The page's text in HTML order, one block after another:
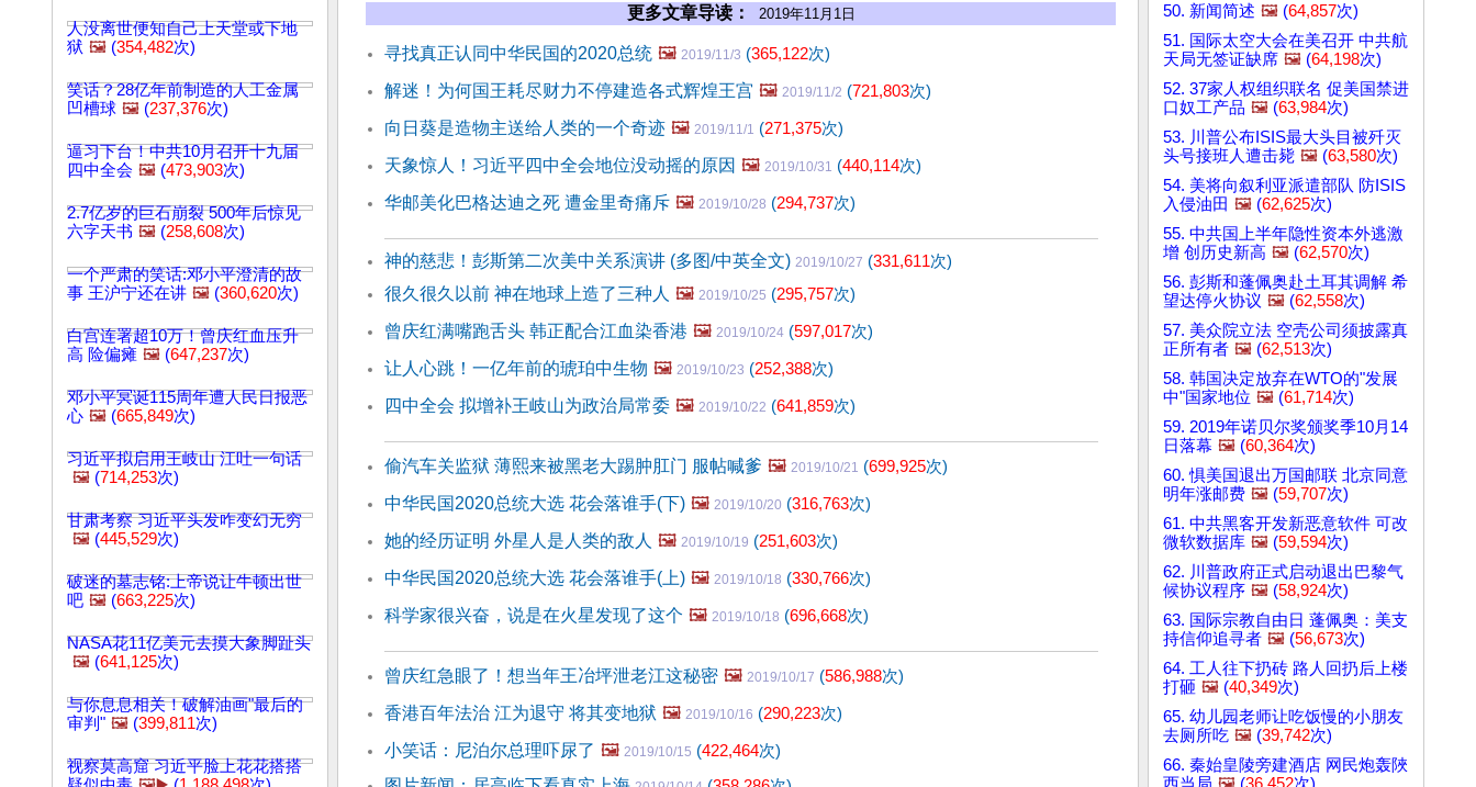
人没离世便知自己上天堂或下地
狱 🖼️ (354,482次)
笑话？28亿年前制造的人工金属
凹槽球 🖼️ (237,376次)
逼习下台！中共10月召开十九届
四中全会 🖼️ (473,903次)
2.7亿岁的巨石崩裂 500年后惊见
六字天书 🖼️ (258,608次)
一个严肃的笑话:邓小平澄清的故
事 王沪宁还在讲 🖼️ (360,620次)
白宫连署超10万！曾庆红血压升
高 险偏瘫 🖼️ (647,237次)
邓小平冥诞115周年遭人民日报恶
心 🖼️ (665,849次)
习近平拟启用王岐山 江吐一句话
🖼️ (714,253次)
甘肃考察 习近平头发咋变幻无穷
🖼️ (445,529次)
破迷的墓志铭:上帝说让牛顿出世
吧 🖼️ (663,225次)
NASA花11亿美元去摸大象脚趾头
🖼️ (641,125次)
与你息息相关！破解油画"最后的
审判" 🖼️ (399,811次)
视察莫高窟 习近平脸上花花搭搭
更多文章导读： 2019年11月1日
寻找真正认同中华民国的2020总统 🖼️ 2019/11/3 (365,122次)
解迷！为何国王耗尽财力不停建造各式辉煌王宫 🖼️ 2019/11/2 (721,803次)
向日葵是造物主送给人类的一个奇迹 🖼️ 2019/11/1 (271,375次)
天象惊人！习近平四中全会地位没动摇的原因 🖼️ 2019/10/31 (440,114次)
华邮美化巴格达迪之死 遭金里奇痛斥 🖼️ 2019/10/28 (294,737次)
神的慈悲！彭斯第二次美中关系演讲 (多图/中英全文) 2019/10/27 (331,611次)
很久很久以前 神在地球上造了三种人 🖼️ 2019/10/25 (295,757次)
曾庆红满嘴跑舌头 韩正配合江血染香港 🖼️ 2019/10/24 (597,017次)
让人心跳！一亿年前的琥珀中生物 🖼️ 2019/10/23 (252,388次)
四中全会 拟增补王岐山为政治局常委 🖼️ 2019/10/22 (641,859次)
偷汽车关监狱 薄熙来被黑老大踢肿肛门 服帖喊爹 🖼️ 2019/10/21 (699,925次)
中华民国2020总统大选 花会落谁手(下) 🖼️ 2019/10/20 (316,763次)
她的经历证明 外星人是人类的敌人 🖼️ 2019/10/19 (251,603次)
中华民国2020总统大选 花会落谁手(上) 🖼️ 2019/10/18 (330,766次)
科学家很兴奋，说是在火星发现了这个 🖼️ 2019/10/18 (696,668次)
曾庆红急眼了！想当年王冶坪泄老江这秘密 🖼️ 2019/10/17 (586,988次)
香港百年法治 江为退守 将其变地狱 🖼️ 2019/10/16 (290,223次)
小笑话：尼泊尔总理吓尿了 🖼️ 2019/10/15 (422,464次)
50. 新闻简述 🖼️ (64,857次)
51. 国际太空大会在美召开 中共航
天局无签证缺席 🖼️ (64,198次)
52. 37家人权组织联名 促美国禁进
口奴工产品 🖼️ (63,984次)
53. 川普公布ISIS最大头目被歼灭
头号接班人遭击毙 🖼️ (63,580次)
54. 美将向叙利亚派遣部队 防ISIS
入侵油田 🖼️ (62,625次)
55. 中共国上半年隐性资本外逃激
增 创历史新高 🖼️ (62,570次)
56. 彭斯和蓬佩奥赴土耳其调解 希
望达停火协议 🖼️ (62,558次)
57. 美众院立法 空壳公司须披露真
正所有者 🖼️ (62,513次)
58. 韩国决定放弃在WTO的"发展
中"国家地位 🖼️ (61,714次)
59. 2019年诺贝尔奖颁奖季10月14
日落幕 🖼️ (60,364次)
60. 惧美国退出万国邮联 北京同意
明年涨邮费 🖼️ (59,707次)
61. 中共黑客开发新恶意软件 可改
微软数据库 🖼️ (59,594次)
62. 川普政府正式启动退出巴黎气
候协议程序 🖼️ (58,924次)
63. 国际宗教自由日 蓬佩奥：美支
持信仰追寻者 🖼️ (56,673次)
64. 工人往下扔砖 路人回扔后上楼
打砸 🖼️ (40,349次)
65. 幼儿园老师让吃饭慢的小朋友
去厕所吃 🖼️ (39,742次)
66. 秦始皇陵旁建酒店 网民炮轰陜
西当局 🖼️ (36,452次)